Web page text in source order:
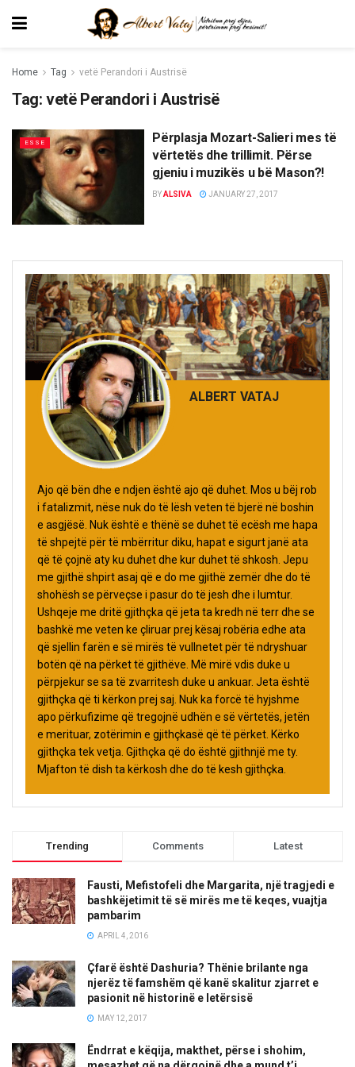
Home Tag vetë Perandori i Austrisë
Tag: vetë Perandori i Austrisë
ESSE
Përplasja Mozart-Salieri mes të
vërtetës dhe trillimit. Përse
gjeniu i muzikës u bë Mason?!
BYALSIVA JANUARY 27, 2017
ALBERT VATAJ
Ajo që bën dhe e ndjen është ajo që duhet. Mos u bëj rob
i fatalizmit, nëse nuk do të lësh veten të bjerë në boshin
e asgjësë. Nuk është e thënë se duhet të ecësh me hapa
të shpejtë për të mbërritur diku, hapat e sigurt janë ata
që të çojnë aty ku duhet dhe kur duhet të shkosh. Jepu
me gjithë shpirt asaj që e do me gjithë zemër dhe do të
shohësh se përveçse i pasur do të jesh dhe i lumtur.
Ushqeje me dritë gjithçka që jeta ta kredh në terr dhe se
bashkë me veten ke çliruar prej kësaj robëria edhe ata
që sjellin farën e së mirës të vullnetet për të ndryshuar
botën që na përket të gjithëve. Më mirë vdis duke u
përpjekur se sa të zvarritesh duke u ankuar. Jeta është
gjithçka që ti kërkon prej saj. Nuk ka forcë të hyjshme
apo përkufizime që tregojnë udhën e së vërtetës, jetën
e merituar, zotërimin e gjithçkasë që të përket. Kërko
gjithçka tek vetja. Gjithçka që do është gjithnjë me ty.
Mjafton të dish ta kërkosh dhe do të kesh gjithçka.
Trending Comments Latest
Fausti, Mefistofeli dhe Margarita, një tragjedi e
bashkëjetimit të së mirës me të keqes, vuajtja
pambarim
APRIL 4, 2016
Çfarë është Dashuria? Thënie brilante nga
njerëz të famshëm që kanë skalitur zjarret e
pasionit në historinë e letërsisë
MAY 12, 2017
Ëndrrat e këqija, makthet, përse i shohim,